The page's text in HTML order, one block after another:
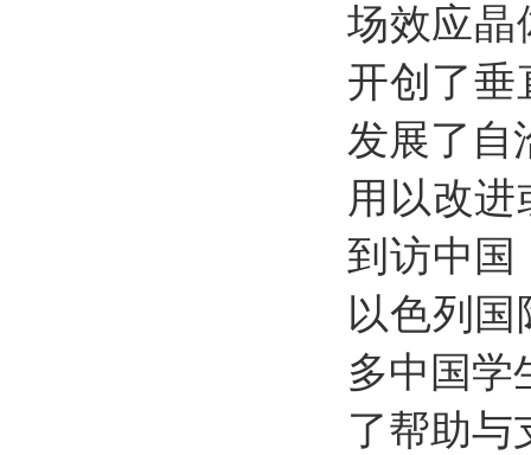
场效应晶
开创了垂
发展了自
用以改进
到访中国
以色列国
多中国学
了帮助与